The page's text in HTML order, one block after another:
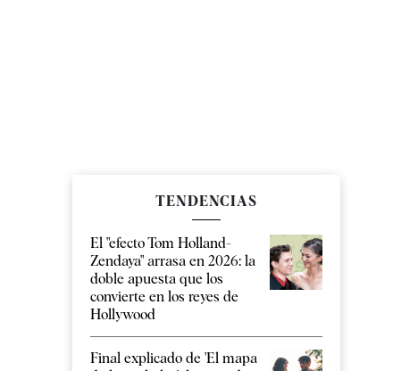
TENDENCIAS
El "efecto Tom Holland-
Zendaya" arrasa en 2026: la
doble apuesta que los
convierte en los reyes de
Hollywood
Final explicado de 'El mapa